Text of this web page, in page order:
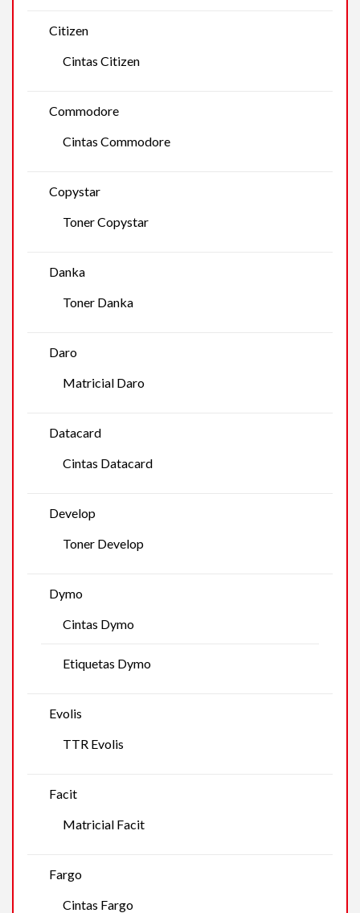
Citizen
Cintas Citizen
Commodore
Cintas Commodore
Copystar
Toner Copystar
Danka
Toner Danka
Daro
Matricial Daro
Datacard
Cintas Datacard
Develop
Toner Develop
Dymo
Cintas Dymo
Etiquetas Dymo
Evolis
TTR Evolis
Facit
Matricial Facit
Fargo
Cintas Fargo